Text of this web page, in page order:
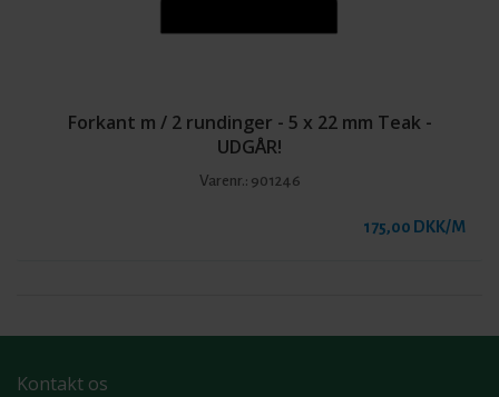
Forkant m / 2 rundinger - 5 x 22 mm Teak -
UDGÅR!
Varenr.: 901246
175,00 DKK/M
Kontakt os